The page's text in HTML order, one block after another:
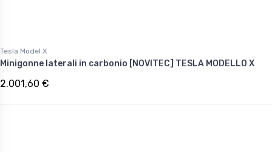
Tesla Model X
Minigonne laterali in carbonio [NOVITEC] TESLA MODELLO X
2.001,60 €